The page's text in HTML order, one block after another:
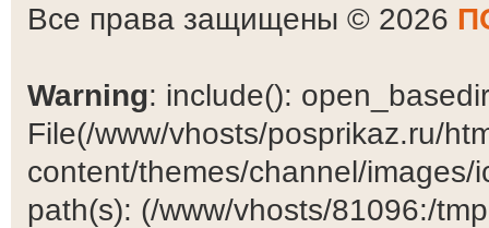
Все права защищены © 2026
Warning: include():
File(/www/vhosts/posprikaz.ru/
content/themes/channel/
path(s): (/www/vhosts/81096:/